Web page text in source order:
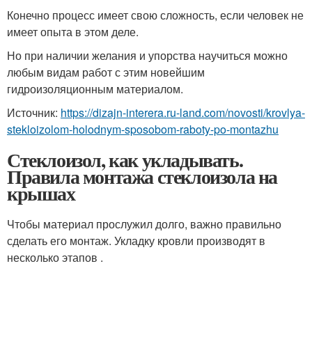
Конечно процесс имеет свою сложность, если человек не
имеет опыта в этом деле.
Но при наличии желания и упорства научиться можно
любым видам работ с этим новейшим
гидроизоляционным материалом.
Источник: https://dizajn-interera.ru-land.com/novosti/krovlya-
stekloizolom-holodnym-sposobom-raboty-po-montazhu
Стеклоизол, как укладывать.
Правила монтажа стеклоизола на
крышах
Чтобы материал прослужил долго, важно правильно
сделать его монтаж. Укладку кровли производят в
несколько этапов .